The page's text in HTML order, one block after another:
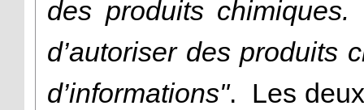
des produits
d’autoriser des produits
d’informations". Les